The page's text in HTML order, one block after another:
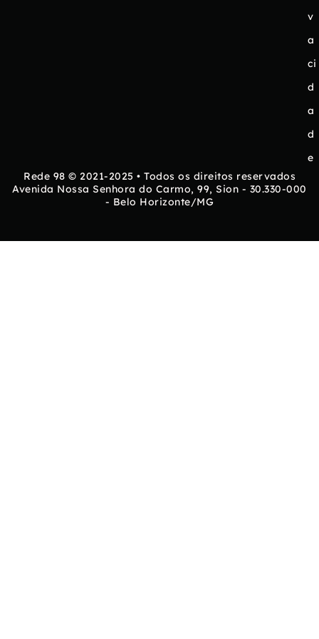
v
a
ci
d
a
d
e
Rede 98 © 2021-2025 • Todos os direitos reservados
Avenida Nossa Senhora do Carmo, 99, Sion - 30.330-000
- Belo Horizonte/MG